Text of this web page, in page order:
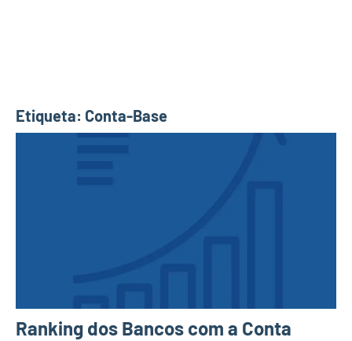
Etiqueta: Conta-Base
Ranking dos Bancos com a Conta